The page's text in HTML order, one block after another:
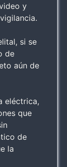
y
si se
de
aún de
eléctrica,
que
de
la